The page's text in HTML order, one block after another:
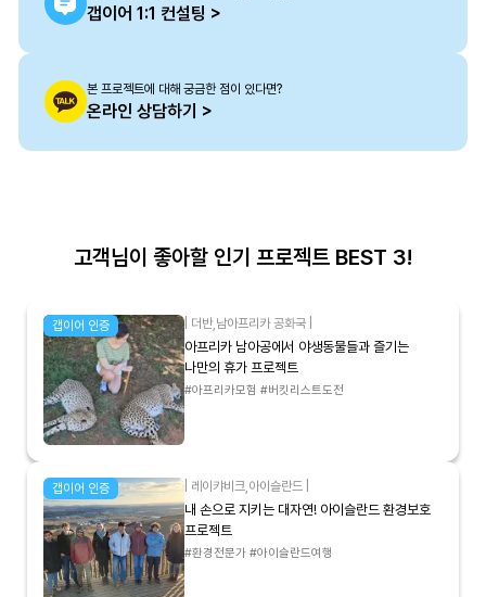
갭이어 1:1 컨설팅 >
본 프로젝트에 대해 궁금한 점이 있다면?
온라인 상담하기 >
고객님이 좋아할 인기 프로젝트 BEST 3!
갭이어 인증 더반, 남아프리카 공화국
아프리카 남아공에서 야생동물들과 즐기는
나만의 휴가 프로젝트
#아프리카모험 #버킷리스트도전
갭이어 인증 레이캬비크 아이슬란드
내 손으로 지키는 대자연! 아이슬란드 환경보호
프로젝트
#환경전문가 #아이슬란드여행